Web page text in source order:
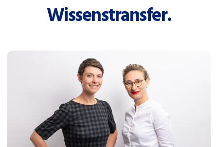
Wissenstransfer.